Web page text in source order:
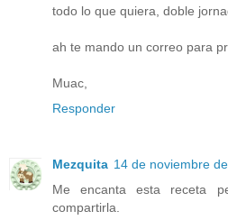
todo lo que quiera, doble
ah te mando un correo para
Muac,
Responder
Mezquita 14 de noviembre
Me encanta esta receta
compartirla.